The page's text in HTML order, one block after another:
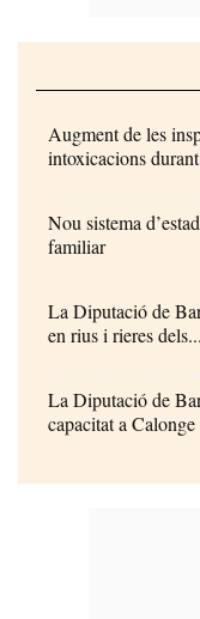
Augment de les
intoxicacions
Nou sistema
familiar
La Diputació de
en rius i rieres dels...
La Diputació de
capacitat a Calonge